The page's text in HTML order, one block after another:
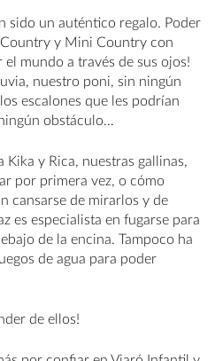
sido un auténtico regalo. Poder
y Mini Country con
el mundo a través de sus ojos!
nuestro poni, sin ningún
escalones que les podrían
obstáculo…
Kika y Rica, nuestras gallinas,
por primera vez, o cómo
cansarse de mirarlos y de
es especialista en fugarse para
de la encina. Tampoco ha
de agua para poder
de ellos!